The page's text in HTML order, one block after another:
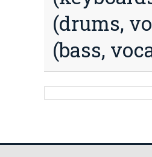
(drums,
(bass,